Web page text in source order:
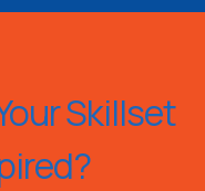
Skillset